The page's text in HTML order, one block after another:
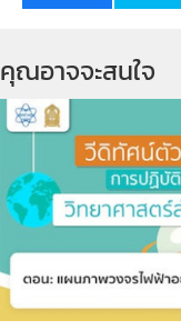
คุณอาจจะสนใจ